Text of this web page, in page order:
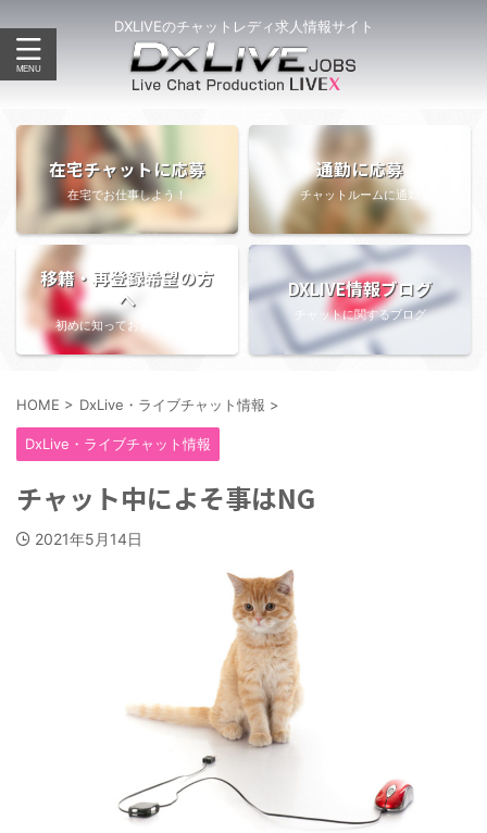
DXLIVEのチャットレディ求人情報サイト
在宅チャットに応募
在宅でお仕事しよう！
通勤に応募
チャットルームに通勤
移籍・再登録希望の方
へ
初めに知っておきたい情報
DXLIVE情報ブログ
チャットに関するブログ
HOME > DxLive・ライブチャット情報 >
DxLive・ライブチャット情報
チャット中によそ事はNG
2021年5月14日